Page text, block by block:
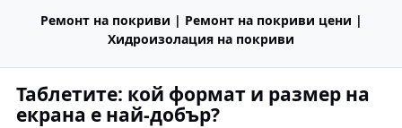
Ремонт на покриви | Ремонт на покриви цени |
Хидроизолация на покриви
Таблетите: кой формат и размер на
екрана е най-добър?